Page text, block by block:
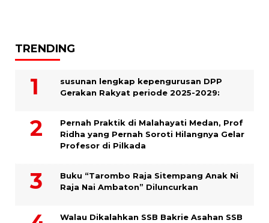
TRENDING
susunan lengkap kepengurusan DPP
Gerakan Rakyat periode 2025-2029:
Pernah Praktik di Malahayati Medan, Prof
Ridha yang Pernah Soroti Hilangnya Gelar
Profesor di Pilkada
Buku “Tarombo Raja Sitempang Anak Ni
Raja Nai Ambaton” Diluncurkan
Walau Dikalahkan SSB Bakrie Asahan SSB